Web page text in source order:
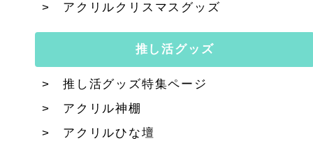
アクリルクリスマスグッズ
推し活グッズ
推し活グッズ特集ページ
アクリル神棚
アクリルひな壇